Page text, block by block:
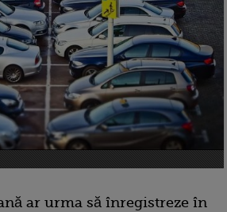
ar urma să înregistreze în